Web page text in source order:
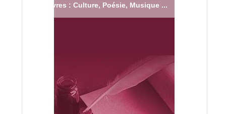
Livres : Culture, Poésie, Musique ...